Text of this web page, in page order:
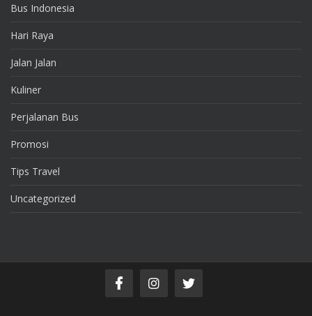
Bus Indonesia
Hari Raya
Jalan Jalan
Kuliner
Perjalanan Bus
Promosi
Tips Travel
Uncategorized